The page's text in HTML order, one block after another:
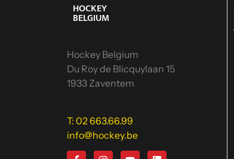
HOCKEY
BELGIUM
Hockey Belgium
Du Roy de Blicquylaan 15
1933 Zaventem
T: 02 663.66.99
info@hockey.be